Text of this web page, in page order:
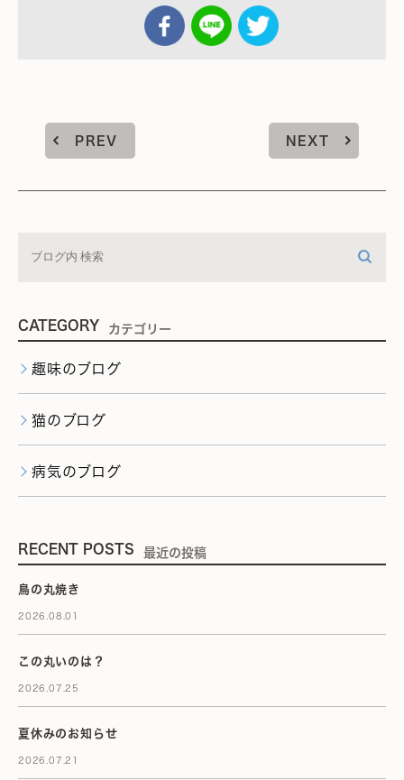
PREV NEXT
CATEGORY カテゴリー
趣味のブログ
猫のブログ
病気のブログ
RECENT POSTS 最近の投稿
鳥の丸焼き
2026.08.01
この丸いのは？
2026.07.25
夏休みのお知らせ
2026.07.21